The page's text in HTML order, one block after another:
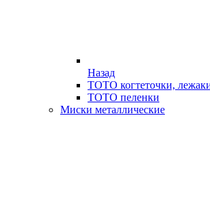
Назад
ТОТО когтеточки,
ТОТО пеленки
Миски металлические